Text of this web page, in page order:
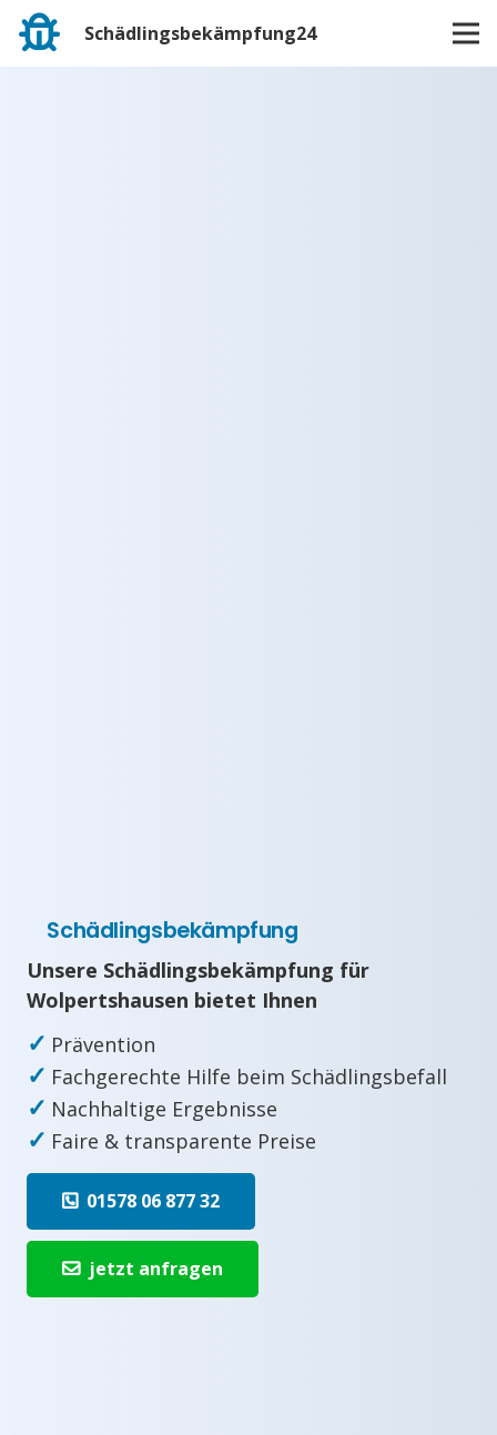
Schädlingsbekämpfung24
Schädlingsbekämpfung
Unsere Schädlingsbekämpfung für
Wolpertshausen bietet Ihnen
✓ Prävention
✓ Fachgerechte Hilfe beim Schädlingsbefall
✓ Nachhaltige Ergebnisse
✓ Faire & transparente Preise
01578 06 877 32
jetzt anfragen